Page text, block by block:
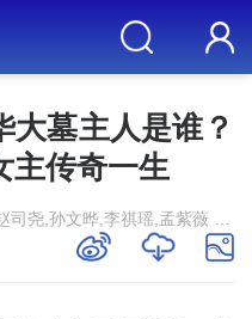
大墓主人是谁？
主传奇一生